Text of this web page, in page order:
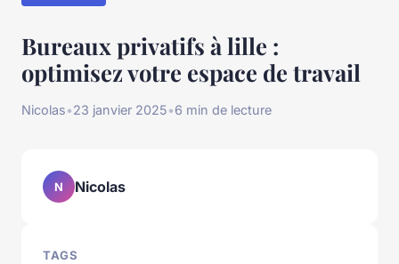
Bureaux privatifs à lille :
optimisez votre espace de travail
Nicolas•23 janvier 2025•6 min de lecture
N Nicolas
TAGS